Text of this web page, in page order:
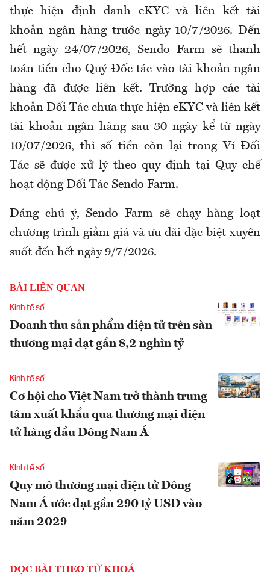
thực hiện định danh eKYC và liên kết tài
khoản ngân hàng trước ngày 10/7/2026. Đến
hết ngày 24/07/2026, Sendo Farm sẽ thanh
toán tiền cho Quý Đốc tác vào tài khoản ngân
hàng đã được liên kết. Trường hợp các tài
khoản Đối Tác chưa thực hiện eKYC và liên kết
tài khoản ngân hàng sau 30 ngày kể từ ngày
10/07/2026, thì số tiền còn lại trong Ví Đối
Tác sẽ được xử lý theo quy định tại Quy chế
hoạt động Đối Tác Sendo Farm.
Đáng chú ý, Sendo Farm sẽ chạy hàng loạt
chương trình giảm giá và ưu đãi đặc biệt xuyên
suốt đến hết ngày 9/7/2026.
BÀI LIÊN QUAN
Kinh tế số
Doanh thu sản phẩm điện tử trên sàn
thương mại đạt gần 8,2 nghìn tỷ
Kinh tế số
Cơ hội cho Việt Nam trở thành trung
tâm xuất khẩu qua thương mại điện
tử hàng đầu Đông Nam Á
Kinh tế số
Quy mô thương mại điện tử Đông
Nam Á ước đạt gần 290 tỷ USD vào
năm 2029
ĐỌC BÀI THEO TỪ KHOÁ